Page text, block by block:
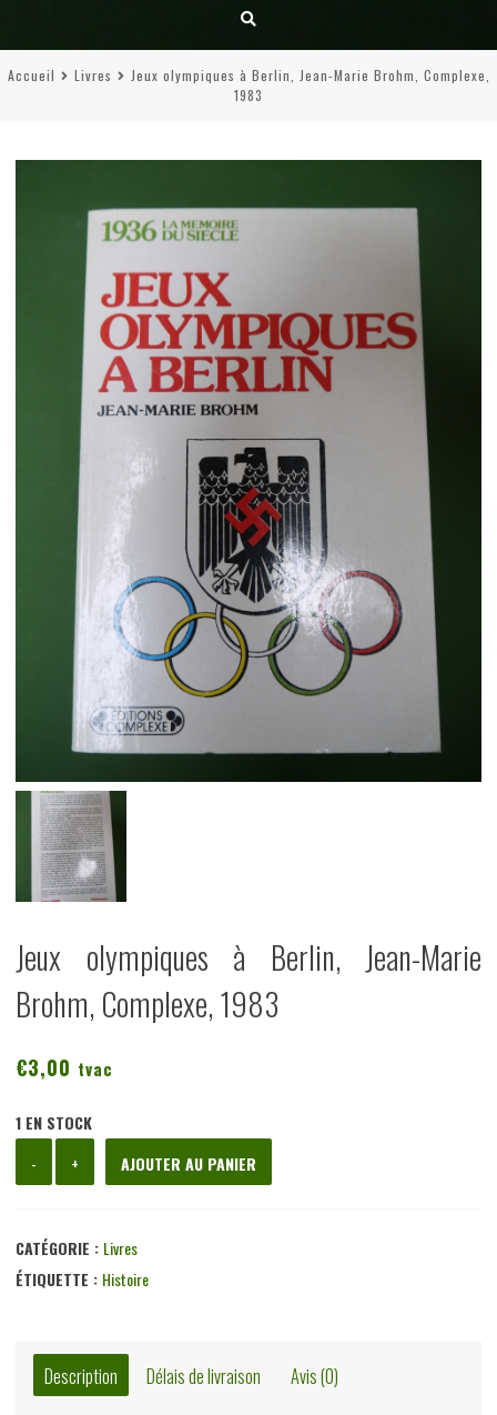
Accueil Livres
Jeux olympiques à Berlin, Jean-Marie Brohm, Complexe,
1983
Jeux olympiques à Berlin, Jean-Marie
Brohm, Complexe, 1983
€3,00 tvac
1 EN STOCK
-
de
olympiques
à
Marie
Brohm,
+ AJOUTER AU PANIER
CATÉGORIE : Livres
ÉTIQUETTE : Histoire
Description Délais de livraison Avis (0)